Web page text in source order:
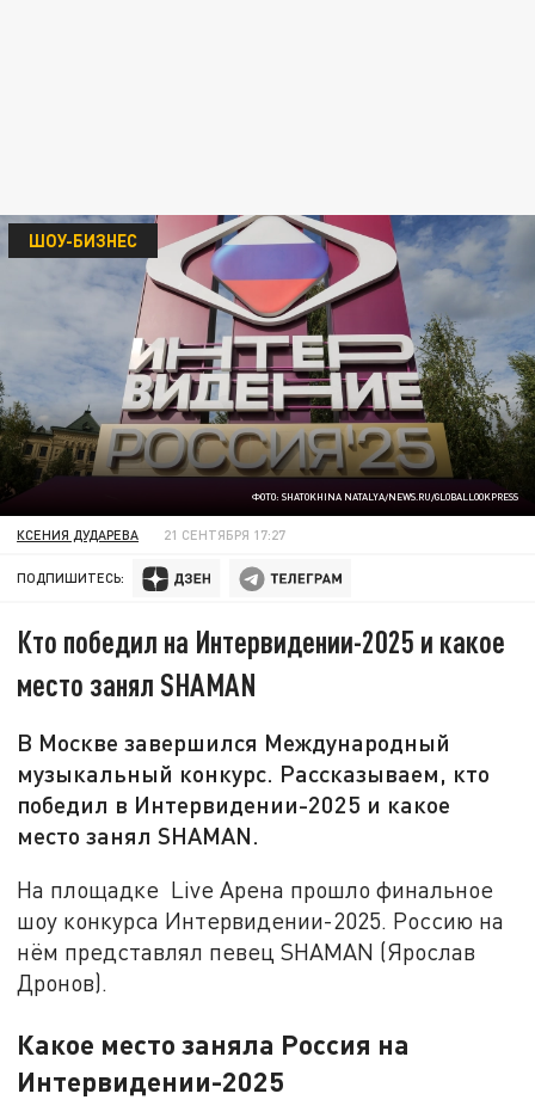
ФОТО: SHATOKHINA NATALYA/NEWS.RU/GLOBALLOOKPRESS
ШОУ-БИЗНЕС
КСЕНИЯ ДУДАРЕВА 21 СЕНТЯБРЯ 17:27
ПОДПИШИТЕСЬ:
Кто победил на Интервидении-2025 и какое
место занял SHAMAN
В Москве завершился Международный
музыкальный конкурс. Рассказываем, кто
победил в Интервидении-2025 и какое
место занял SHAMAN.
На площадке Live Арена прошло финальное
шоу конкурса Интервидении-2025. Россию на
нём представлял певец SHAMAN (Ярослав
Дронов).
Какое место заняла Россия на
Интервидении-2025